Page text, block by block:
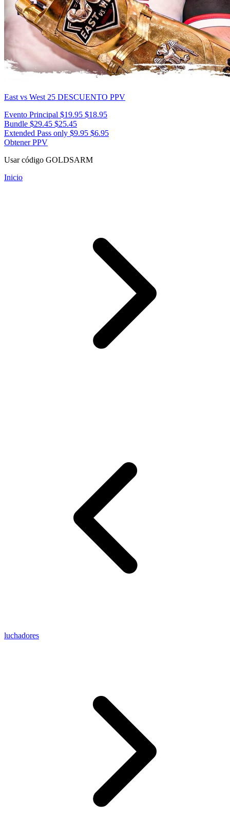
East vs West 25 DESCUENTO PPV
Evento Principal $19.95 $18.95
Bundle $29.45 $25.45
Extended Pass only $9.95 $6.95
Obtener PPV
Usar código GOLDSARM
Inicio
luchadores